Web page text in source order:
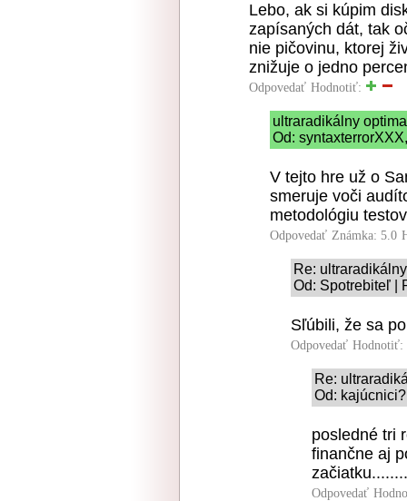
Lebo, ak si kúpim
zapísaných dát, tak
nie pičovinu, ktorej
znižuje o jedno
Odpovedať Hodnotiť:
ultraradikálny
Od:
V tejto hre už o
smeruje voči
metodológiu
Odpovedať Známka: 5.0
Re:
Od: Spotrebiteľ |
Sľúbili, že sa
Odpovedať Hodnotiť:
Re:
Od:
posledné tri
finančne aj
Odpovedať